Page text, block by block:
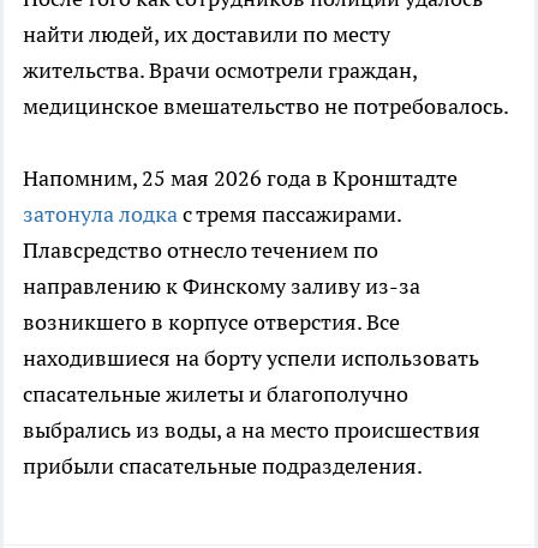
найти людей, их доставили по месту
жительства. Врачи осмотрели граждан,
медицинское вмешательство не потребовалось.
Напомним, 25 мая 2026 года в Кронштадте
затонула лодкас тремя пассажирами.
Плавсредство отнесло течением по
направлению к Финскому заливу из-за
возникшего в корпусе отверстия. Все
находившиеся на борту успели использовать
спасательные жилеты и благополучно
выбрались из воды, а на место происшествия
прибыли спасательные подразделения.